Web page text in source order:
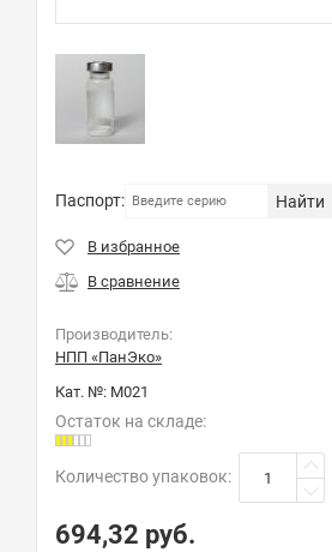
Паспорт: Найти
Производитель:
НПП «ПанЭко»
Кат. №: М021
Остаток на складе:
Количество упаковок:
694,32 руб.